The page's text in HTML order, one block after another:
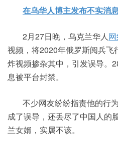
在乌华人博主发布不实消
2月27日晚，乌克兰华人
视频，将2020年俄罗斯阅兵飞
炸视频掺杂其中，引发误导。
息被平台封禁。
不少网友纷纷指责他的行
成了误导，还丢尽了中国人的
兰女婿，实属不该。